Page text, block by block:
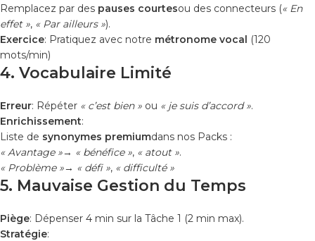
Remplacez par des pauses courtesou des connecteurs (« En
effet », « Par ailleurs »).
Exercice: Pratiquez avec notre métronome vocal (120
mots/min)
4. Vocabulaire Limité
Erreur: Répéter « c’est bien » ou « je suis d’accord ».
Enrichissement:
Liste de synonymes premiumdans nos Packs :
« Avantage »→ « bénéfice », « atout ».
« Problème »→ « défi », « difficulté »
5. Mauvaise Gestion du Temps
Piège: Dépenser 4 min sur la Tâche 1 (2 min max).
Stratégie: